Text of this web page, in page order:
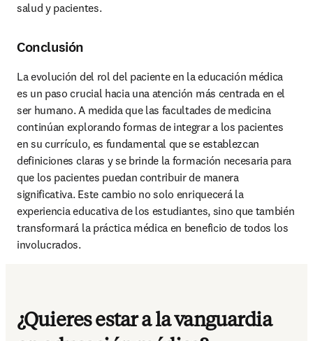
salud y pacientes.
Conclusión
La evolución del rol del paciente en la educación médica
es un paso crucial hacia una atención más centrada en el
ser humano. A medida que las facultades de medicina
continúan explorando formas de integrar a los pacientes
en su currículo, es fundamental que se establezcan
definiciones claras y se brinde la formación necesaria para
que los pacientes puedan contribuir de manera
significativa. Este cambio no solo enriquecerá la
experiencia educativa de los estudiantes, sino que también
transformará la práctica médica en beneficio de todos los
involucrados.
¿Quieres estar a la vanguardia